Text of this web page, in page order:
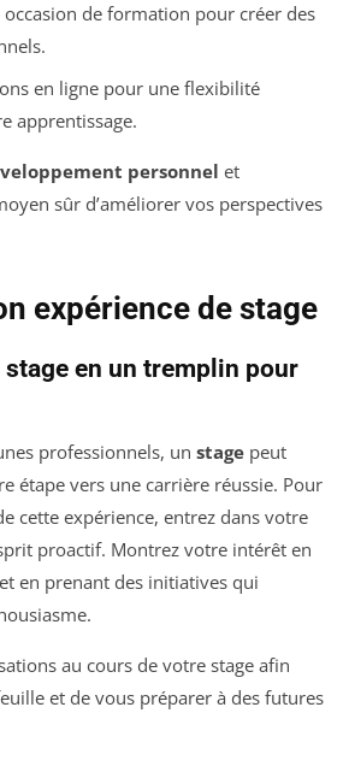
de formation pour créer des
en ligne pour une flexibilité
apprentissage.
personnel et
sûr d’améliorer vos perspectives
expérience de stage
en un tremplin pour
professionnels, un stage peut
étape vers une carrière réussie. Pour
cette expérience, entrez dans votre
proactif. Montrez votre intérêt en
en prenant des initiatives qui
au cours de votre stage afin
et de vous préparer à des futures